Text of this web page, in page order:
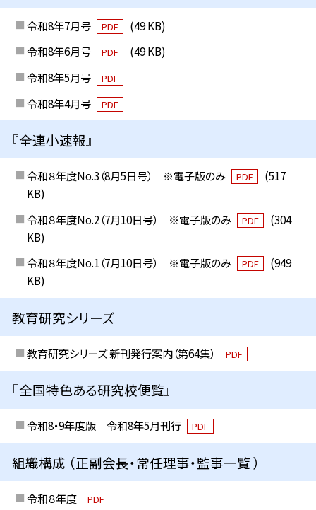
令和8年7月号 PDF
(49 KB)
令和8年6月号
PDF
(49 KB)
令和8年5月号
PDF
令和8年4月号 PDF
『全連小速報』
令和８年度No.3（8月5日号） ※電子版のみ PDF
(517
KB)
令和８年度No.2（7月10日号） ※電子版のみ
PDF
(304
KB)
令和８年度No.1（7月10日号） ※電子版のみ
PDF
(949
KB)
教育研究シリーズ
教育研究シリーズ 新刊発行案内（第64集） PDF
『全国特色ある研究校便覧』
令和8・9年度版 令和8年5月刊行 PDF
組織構成 （正副会長・常任理事・監事一覧 ）
令和８年度 PDF